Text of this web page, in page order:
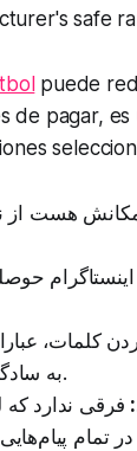
safe
puede
de pagar,
هست از
اینستاگرام
کلمات،
به سادگی و برای همه مخاطبان هدف شما قابل فهم باشد.
فرقی ندارد